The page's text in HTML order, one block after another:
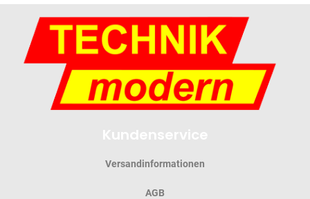
Versandinformationen
AGB